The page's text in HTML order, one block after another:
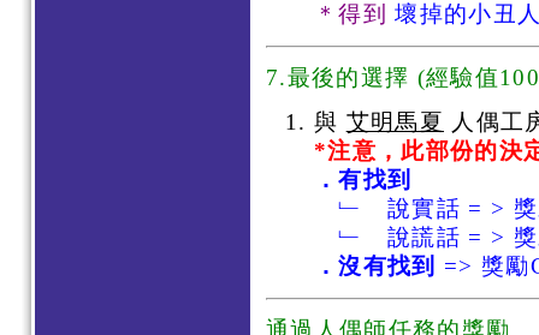
＊得到壞掉的小丑
7.最後的選擇 (經驗值
與 艾明馬夏 人偶工
*注意，此部份的決
．有找到
﹂ 說實話 = >
﹂ 說謊話 = > 獎
．沒有找到
=> 獎勵
通過人偶師任務的獎勵